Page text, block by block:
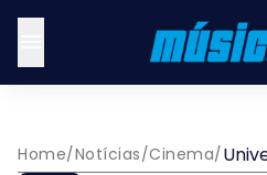
Home/Notícias/Cinema/